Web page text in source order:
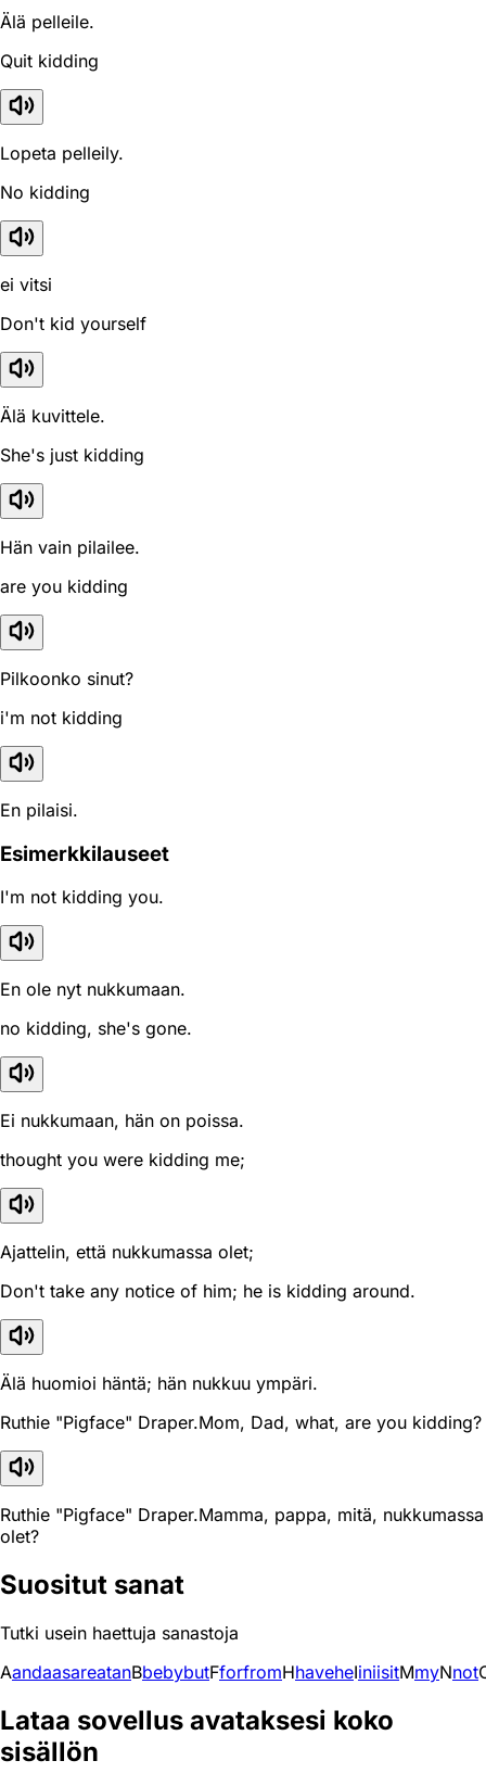
Älä pelleile.
Quit kidding
Lopeta pelleily.
No kidding
ei vitsi
Don't kid yourself
Älä kuvittele.
She's just kidding
Hän vain pilailee.
are you kidding
Pilkoonko sinut?
i'm not kidding
En pilaisi.
Esimerkkilauseet
I'm not kidding you.
En ole nyt nukkumaan.
no kidding, she's gone.
Ei nukkumaan, hän on poissa.
thought you were kidding me;
Ajattelin, että nukkumassa olet;
Don't take any notice of him; he is kidding around.
Älä huomioi häntä; hän nukkuu ympäri.
Ruthie "Pigface" Draper.Mom, Dad, what, are you kidding?
Ruthie "Pigface" Draper.Mamma, pappa, mitä, nukkumassa
olet?
Suositut sanat
Tutki usein haettuja sanastoja
AandaasareatanBbebybutFforfromHhaveheIiniisitMmyNnot
Lataa sovellus avataksesi koko
sisällön